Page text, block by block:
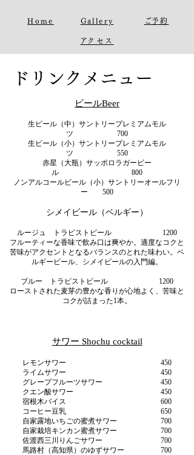
Home Gallery ​ご予約
​アクセス
​ドリンクメニュー
ビールBeer
生ビール（中）サントリープレミアムモル
ツ 700
生ビール（小）サントリープレミアムモル
ツ 550
赤星（大瓶）サッポロラガービー
ル 800
ノンアルコールビール（小）サントリーオールフリ
ー 500
シメイビール（ベルギー）
ルージュ トラピストビール 1200
フルーティーな香味で飲み口は爽やか。適度なコクと
苦味がアクセントとなるバランスのとれた味わい。ベ
ルギービール、シメイビールの入門編。
ブルー トラピストビール 1200
ローストされた麦芽の豊かな香りが心地よく、苦味と
コクが詰まった1本。
サワー Shochu cocktail
レモンサワー 450
ライムサワー 450
グレープフルーツサワー 450
クエン酸サワー 450
宿根木バイス 600
コーヒー豆乳 650
自家露地いちごの蜜煮サワー 700
自家栽培キンカン蜜煮サワー 700
佐渡西三川りんごサワー 700
馬路村（高知県）のゆずサワー 700